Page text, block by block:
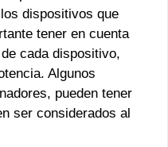
dispositivos que
tener en cuenta
cada dispositivo,
Algunos
pueden tener
ser considerados al